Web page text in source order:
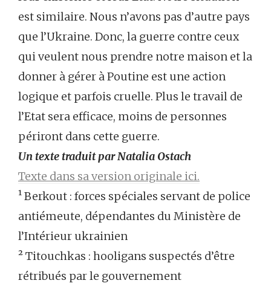
est similaire. Nous n’avons pas d’autre pays
que l’Ukraine. Donc, la guerre contre ceux
qui veulent nous prendre notre maison et la
donner à gérer à Poutine est une action
logique et parfois cruelle. Plus le travail de
l’Etat sera efficace, moins de personnes
périront dans cette guerre.
Un texte traduit parNatalia Ostach
Texte dans sa version originale ici.
¹ Berkout : forces spéciales servant de police
antiémeute, dépendantes du Ministère de
l’Intérieur ukrainien
² Titouchkas : hooligans suspectés d’être
rétribués par le gouvernement